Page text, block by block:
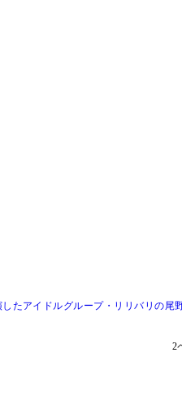
アイドルグループ・リリバリの尾
2